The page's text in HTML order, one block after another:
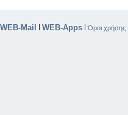
WEB-Mail | WEB-Apps |Όροι χρήσης